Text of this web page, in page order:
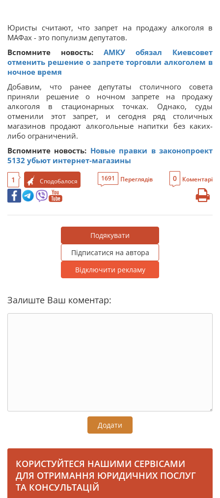
Юристы считают, что запрет на продажу алкоголя в
МАФах - это популизм депутатов.
Вспомните новость: АМКУ обязал Киевсовет
отменить решение о запрете торговли алкоголем в
ночное время
Добавим, что ранее депутаты столичного совета
приняли решение о ночном запрете на продажу
алкоголя в стационарных точках. Однако, суды
отменили этот запрет, и сегодня ряд столичных
магазинов продают алкогольные напитки без каких-
либо ограничений.
Вспомните новость: Новые правки в законопроект
5132 убьют интернет-магазины
1 Сподобалося 1691 Переглядів 0 Коментарі
Подякувати
Підписатися на автора
Відключити рекламу
Залиште Ваш коментар:
Додати
КОРИСТУЙТЕСЯ НАШИМИ СЕРВІСАМИ
ДЛЯ ОТРИМАННЯ ЮРИДИЧНИХ ПОСЛУГ
ТА КОНСУЛЬТАЦІЙ